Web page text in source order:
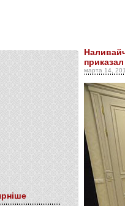
марта 14,